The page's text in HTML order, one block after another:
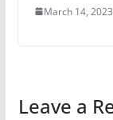
March 14, 2023
Leave a